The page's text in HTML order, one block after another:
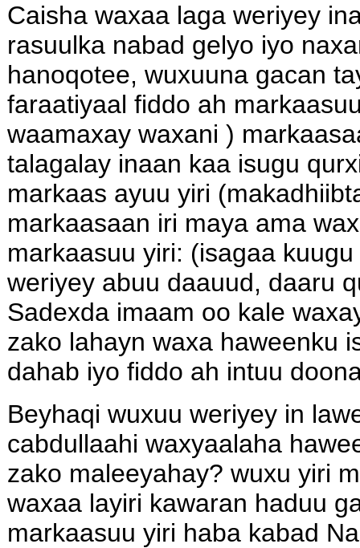
Caisha waxaa laga weriyey
rasuulka nabad gelyo iyo
hanoqotee, wuxuuna gacan
faraatiyaal fiddo ah
waamaxay waxani )
talagalay inaan kaa isugu
markaas ayuu yiri
markaasaan iri maya ama
markaasuu yiri: (isagaa
weriyey abuu daauud, daaru
Sadexda imaam oo kale
zako lahayn waxa haweenku
dahab iyo fiddo ah intuu
Beyhaqi wuxuu weriyey in
cabdullaahi waxyaalaha
zako maleeyahay? wuxu yiri
waxaa layiri kawaran haduu
markaasuu yiri haba kabad